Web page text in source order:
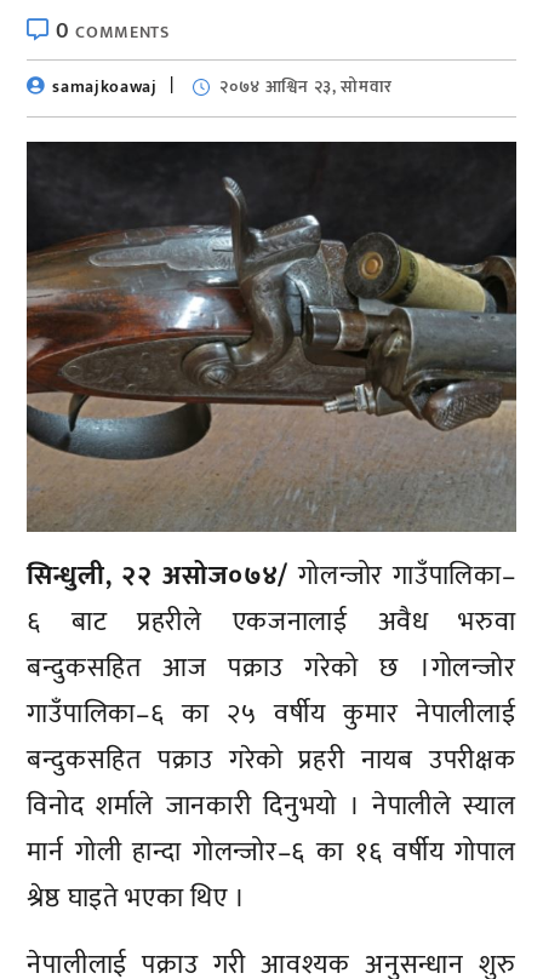
0COMMENTS
samajkoawaj
२०७४ आश्विन २३, सोमवार
सिन्धुली, २२ असोज०७४/ गोलन्जोर गाउँपालिका–
६ बाट प्रहरीले एकजनालाई अवैध भरुवा
बन्दुकसहित आज पक्राउ गरेको छ ।गोलन्जोर
गाउँपालिका–६ का २५ वर्षीय कुमार नेपालीलाई
बन्दुकसहित पक्राउ गरेको प्रहरी नायब उपरीक्षक
विनोद शर्माले जानकारी दिनुभयो । नेपालीले स्याल
मार्न गोली हान्दा गोलन्जोर–६ का १६ वर्षीय गोपाल
श्रेष्ठ घाइते भएका थिए ।
नेपालीलाई पक्राउ गरी आवश्यक अनुसन्धान शुरु